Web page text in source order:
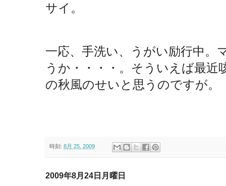
サイ。
一応、手洗い、うがい励行中。
うか・・・・。そういえば最近
の秋風のせいと思うのですが。
時刻: 8月 25, 2009
2009年8月24日月曜日